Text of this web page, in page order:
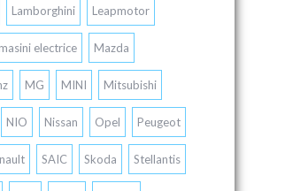
Lamborghini Leapmotor
masini electrice Mazda
MG MINI Mitsubishi
NIO Nissan Opel Peugeot
SAIC Skoda Stellantis